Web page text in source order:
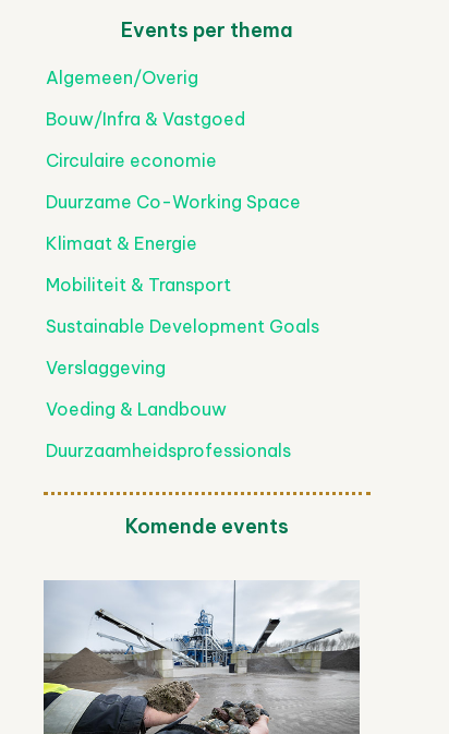
Events per thema
Algemeen/Overig
Bouw/Infra & Vastgoed
Circulaire economie
Duurzame Co-Working Space
Klimaat & Energie
Mobiliteit & Transport
Sustainable Development Goals
Verslaggeving
Voeding & Landbouw
Duurzaamheidsprofessionals
Komende events